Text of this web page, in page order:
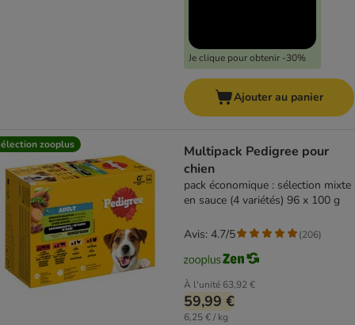
Je clique pour obtenir -30%
Ajouter au panier
zooplus
Multipack Pedigree pour
chien
pack économique : sélection mixte
en sauce (4 variétés) 96 x 100 g
À l'unité 63,92 €
59,99 €
6,25 € / kg
Avis: 4.7/5 (206)